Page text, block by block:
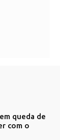
queda de
com o